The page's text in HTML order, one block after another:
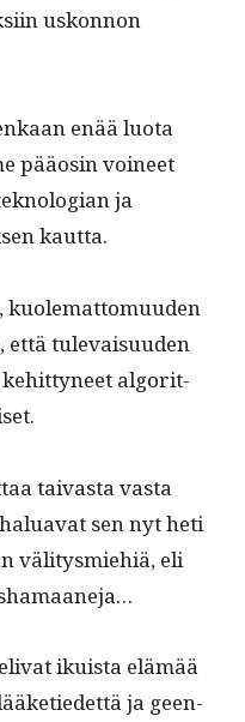
uskon­non
enää luo­ta
pääosin voineet
ja
kautta.
että tule­vaisu­u­den
algo­rit­
taivas­ta vas­ta
sen nyt heti
väl­i­tys­miehiä, eli
ikuista elämää
ja geen­